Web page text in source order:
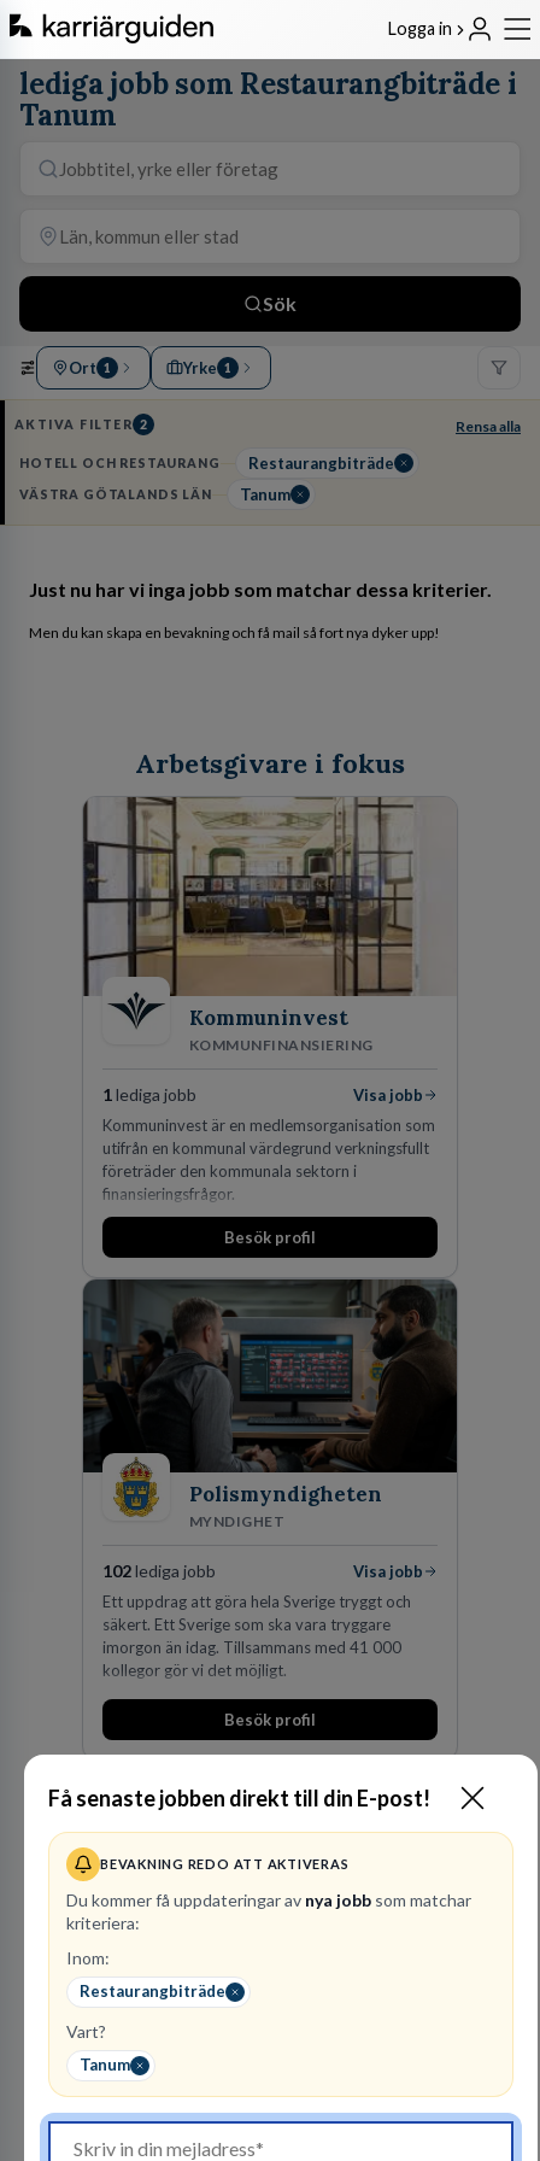
Logga in
Få senaste jobben direkt till din E-post!
BEVAKNING REDO ATT AKTIVERAS
Du kommer få uppdateringar av nya jobb som matchar
kriteriera:
Inom:
Restaurangbiträde
Vart?
Tanum
lediga jobb som Restaurangbiträde i
Tanum
Sök
Ort 1 Yrke 1
AKTIVA FILTER 2 Rensa alla
HOTELL OCH RESTAURANG Restaurangbiträde
VÄSTRA GÖTALANDS LÄN Tanum
Just nu har vi inga jobb som matchar dessa kriterier.
Men du kan skapa en bevakning och få mail så fort nya dyker upp!
Arbetsgivare i fokus
Kommuninvest
KOMMUNFINANSIERING
1lediga jobb
Visa jobb
Kommuninvest är en medlemsorganisation som
utifrån en kommunal värdegrund verkningsfullt
företräder den kommunala sektorn i
finansieringsfrågor.
Besök profil
Polismyndigheten
MYNDIGHET
102lediga jobb
Visa jobb
Ett uppdrag att göra hela Sverige tryggt och
säkert. Ett Sverige som ska vara tryggare
imorgon än idag. Tillsammans med 41 000
kollegor gör vi det möjligt.
Besök profil
Advokatfirma DLA
Piper Sweden KB
1lediga jobb
DLA Piper är en av världens största